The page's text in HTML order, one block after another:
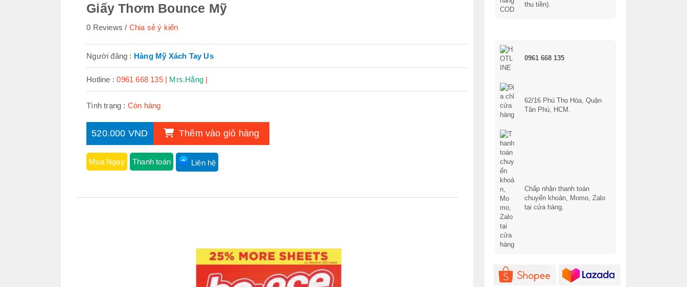
thu tiền).
0961 668 135
62/16 Phú Thọ Hòa, Quận
Tân Phú, HCM.
Chấp nhận thanh toán
chuyển khoản, Momo, Zalo
tại cửa hàng.
Giấy Thơm Bounce Mỹ
0 Reviews Chia sẻ ý kiến
Người đăng : Hàng Mỹ Xách Tay Us
Hotline :0961 668 135 | Mrs.Hằng|
Tình trạng : Còn hàng
520.000 VND Thêm vào giỏ hàng
Mua Ngay Thanh toán Liên hệ